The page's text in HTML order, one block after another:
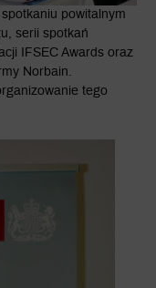
powitalnym
serii spotkań
IFSEC Awards oraz
Norbain.
tego